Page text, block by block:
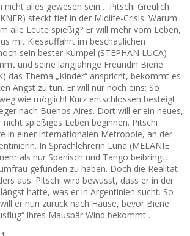
nicht alles gewesen sein… Pitschi Greulich
steckt tief in der Midlife-Crisis. Warum
alle Leute spießig? Er will mehr vom Leben,
mit Kiesauffahrt im beschaulichen
sein bester Kumpel (STEPHAN LUCA)
und seine langjährige Freundin Biene
das Thema „Kinder“ anspricht, bekommt es
Angst zu tun. Er will nur noch eins: So
wie möglich! Kurz entschlossen besteigt
nach Buenos Aires. Dort will er ein neues,
nicht spießiges Leben beginnen. Pitschi
in einer internationalen Metropole, an der
In Sprachlehrerin Luna (MELANIE
als nur Spanisch und Tango beibringt,
gefunden zu haben. Doch die Realität
aus. Pitschi wird bewusst, dass er in der
hatte, was er in Argentinien sucht. So
er nun zurück nach Hause, bevor Biene
ihres Mausbär Wind bekommt…